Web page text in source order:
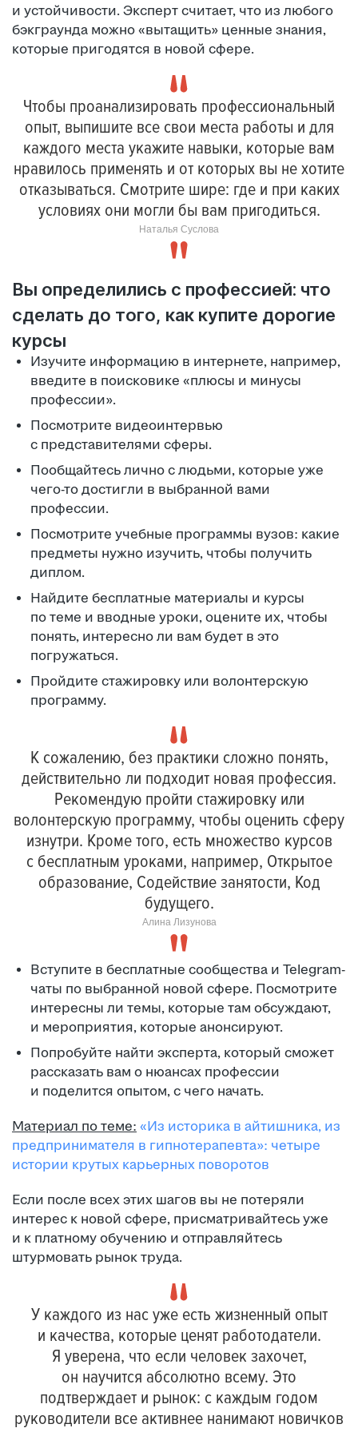
и устойчивости. Эксперт считает, что из любого
бэкграунда можно «вытащить» ценные знания,
которые пригодятся в новой сфере.
Чтобы проанализировать профессиональный
опыт, выпишите все свои места работы и для
каждого места укажите навыки, которые вам
нравилось применять и от которых вы не хотите
отказываться. Смотрите шире: где и при каких
условиях они могли бы вам пригодиться.
Наталья Суслова
Вы определились с профессией: что
сделать до того, как купите дорогие
курсы
Изучите информацию в интернете, например,
введите в поисковике «плюсы и минусы
профессии».
Посмотрите видеоинтервью
с представителями сферы.
Пообщайтесь лично с людьми, которые уже
чего-то достигли в выбранной вами
профессии.
Посмотрите учебные программы вузов: какие
предметы нужно изучить, чтобы получить
диплом.
Найдите бесплатные материалы и курсы
по теме и вводные уроки, оцените их, чтобы
понять, интересно ли вам будет в это
погружаться.
Пройдите стажировку или волонтерскую
программу.
К сожалению, без практики сложно понять,
действительно ли подходит новая профессия.
Рекомендую пройти стажировку или
волонтерскую программу, чтобы оценить сферу
изнутри. Кроме того, есть множество курсов
с бесплатным уроками, например, Открытое
образование, Содействие занятости, Код
будущего.
Алина Лизунова
Вступите в бесплатные сообщества и Telegram-
чаты по выбранной новой сфере. Посмотрите
интересны ли темы, которые там обсуждают,
и мероприятия, которые анонсируют.
Попробуйте найти эксперта, который сможет
рассказать вам о нюансах профессии
и поделится опытом, с чего начать.
Материал по теме: «Из историка в айтишника, из
предпринимателя в гипнотерапевта»: четыре
истории крутых карьерных поворотов
Если после всех этих шагов вы не потеряли
интерес к новой сфере, присматривайтесь уже
и к платному обучению и отправляйтесь
штурмовать рынок труда.
У каждого из нас уже есть жизненный опыт
и качества, которые ценят работодатели.
Я уверена, что если человек захочет,
он научится абсолютно всему. Это
подтверждает и рынок: с каждым годом
руководители все активнее нанимают новичков